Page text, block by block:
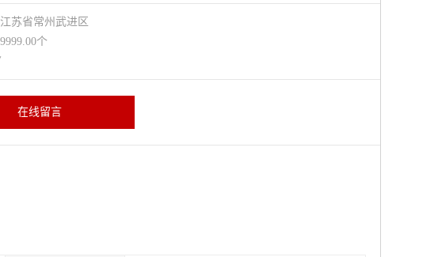
苏省常州武进区
个
在线留言